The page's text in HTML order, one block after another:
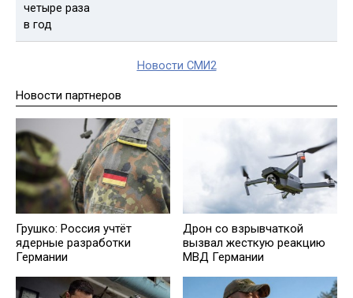
Новости СМИ2
Новости партнеров
Грушко: Россия учтёт
ядерные разработки
Германии
Дрон со взрывчаткой
вызвал жесткую реакцию
МВД Германии